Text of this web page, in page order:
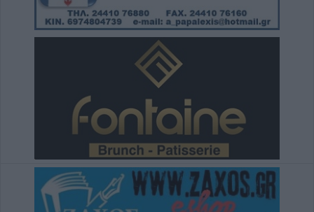
και παραβάσεις του ΚΟΚ
7 Αυγούστου 2026, 11:48
Προφυλακίστηκαν τρεις κατηγορούμενοι για
την μεγάλη πυρκαγιά στη Βοιωτία - Από
δίκτυο μεταφοράς ρεύματος από αιολικό
πάρκο η έναρξη της πυρκαγιάς
7 Αυγούστου 2026, 11:42
Κράτησε Οκόρο και για τη νέα σεζόν ο ΑΣΚ
7 Αυγούστου 2026, 11:35
Εργατικό Κέντρο Καρδίτσας: "Κάτω τα χέρια
από τον πρόεδρο του Εργατικού Κέντρου
Λάρισας"